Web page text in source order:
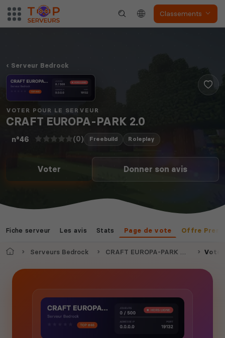
Classements
Serveur Bedrock
VOTER POUR LE SERVEUR
CRAFT EUROPA-PARK 2.0
n°46 (0) Freebuild Roleplay
Voter Donner son avis
Fiche serveur Les avis Stats Page de vote Offre
AccueilServeurs Bedrock CRAFT EUROPA-PARK 2.0 Voter